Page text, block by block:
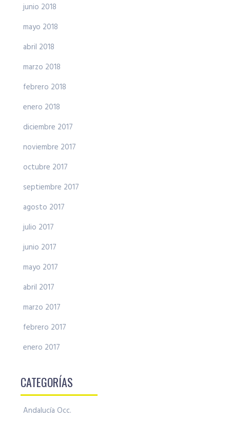
junio 2018
mayo 2018
abril 2018
marzo 2018
febrero 2018
enero 2018
diciembre 2017
noviembre 2017
octubre 2017
septiembre 2017
agosto 2017
julio 2017
junio 2017
mayo 2017
abril 2017
marzo 2017
febrero 2017
enero 2017
CATEGORÍAS
Andalucía Occ.